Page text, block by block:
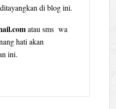
di blog ini.
atau sms wa
hati akan
ini.